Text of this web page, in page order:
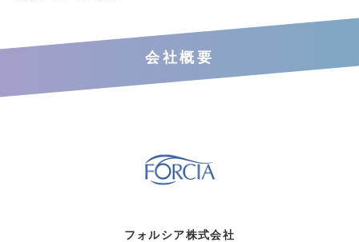
会社概要
フォルシア株式会社